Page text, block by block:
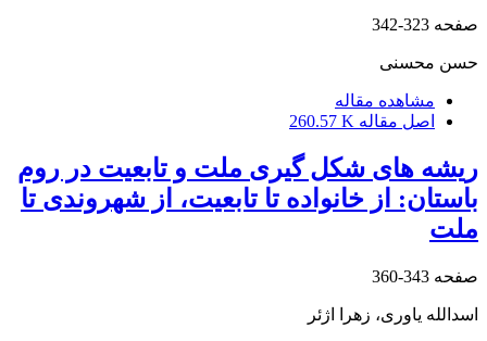
صفحه 323-342
حسن محسنی
مشاهده مقاله
اصل مقاله 260.57 K
ریشه های شکل گیری ملت و تابعیت در روم
باستان: از خانواده تا تابعیت، از شهروندی تا
ملت
صفحه 343-360
اسدالله یاوری، زهرا اژئر